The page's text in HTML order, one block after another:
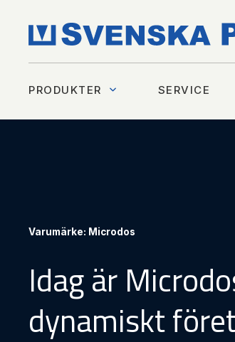
PRODUKTER SERVICE
Varumärke: Microdos
Idag är
dynamiskt